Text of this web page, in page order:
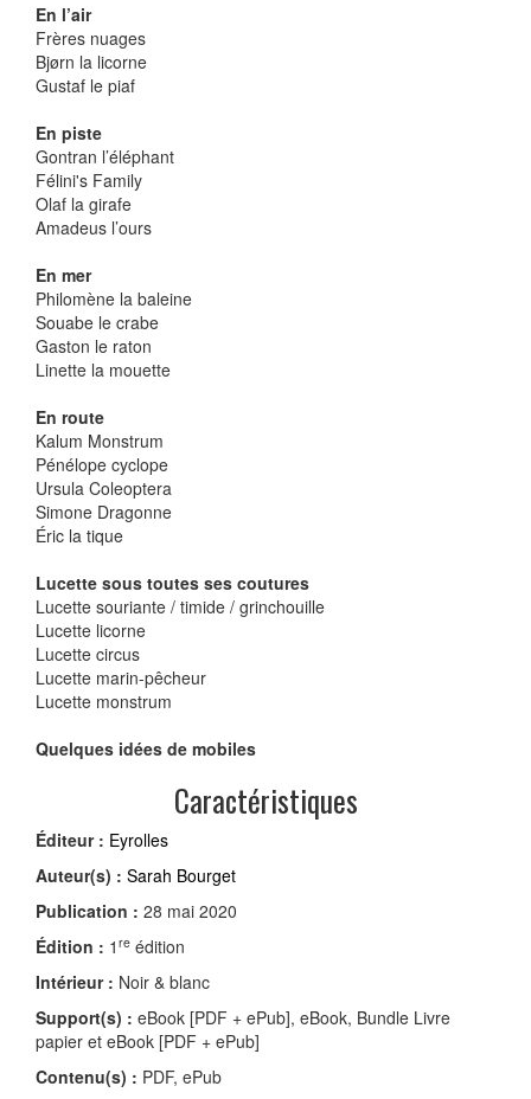
En l’air
Frères nuages
Bjørn la licorne
Gustaf le piaf
En piste
Gontran l’éléphant
Félini's Family
Olaf la girafe
Amadeus l’ours
En mer
Philomène la baleine
Souabe le crabe
Gaston le raton
Linette la mouette
En route
Kalum Monstrum
Pénélope cyclope
Ursula Coleoptera
Simone Dragonne
Éric la tique
Lucette sous toutes ses coutures
Lucette souriante / timide / grinchouille
Lucette licorne
Lucette circus
Lucette marin-pêcheur
Lucette monstrum
Quelques idées de mobiles
Caractéristiques
Éditeur : Eyrolles
Auteur(s) : Sarah Bourget
Publication : 28 mai 2020
Édition : 1 re édition
Intérieur : Noir & blanc
Support(s) : eBook [PDF + ePub], eBook, Bundle Livre
papier et eBook [PDF + ePub]
Contenu(s) : PDF, ePub